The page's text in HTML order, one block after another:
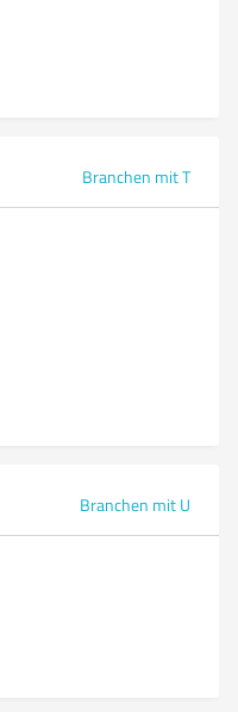
Branchen mit T
Branchen mit U